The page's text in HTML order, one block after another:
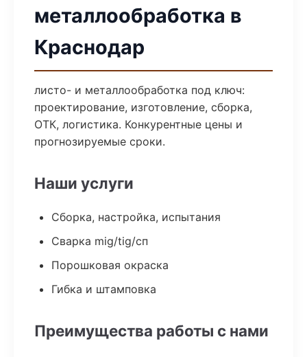
металлообработка в
Краснодар
листо- и металлообработка под ключ:
проектирование, изготовление, сборка,
ОТК, логистика. Конкурентные цены и
прогнозируемые сроки.
Наши услуги
Сборка, настройка, испытания
Сварка mig/tig/сп
Порошковая окраска
Гибка и штамповка
Преимущества работы с нами